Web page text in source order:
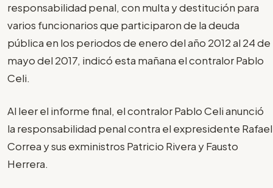
responsabilidad penal, con multa y destitución para
varios funcionarios que participaron de la deuda
pública en los periodos de enero del año 2012 al 24 de
mayo del 2017, indicó esta mañana el contralor Pablo
Celi.
Al leer el informe final, el contralor Pablo Celi anunció
la responsabilidad penal contra el expresidente Rafael
Correa y sus exministros Patricio Rivera y Fausto
Herrera.